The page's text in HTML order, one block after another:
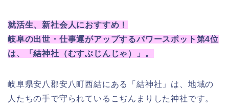
就活生、新社会人におすすめ！
岐阜の出世・仕事運がアップするパワースポット第4位
は、「結神社（むすぶじんじゃ）」。
岐阜県安八郡安八町西結にある「結神社」は、地域の
人たちの手で守られているこぢんまりした神社です。